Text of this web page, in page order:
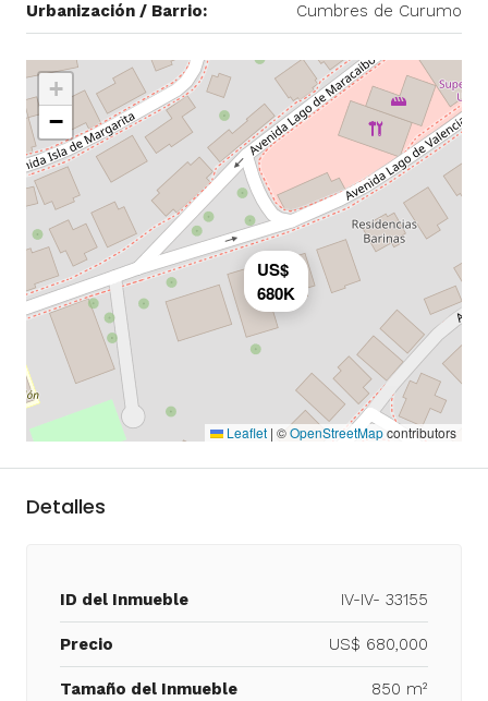
Urbanización / Barrio: Cumbres de Curumo
US$
680K
+
−
Leaflet | ©OpenStreetMapcontributors
Detalles
ID del Inmueble IV-IV- 33155
Precio US$ 680,000
Tamaño del Inmueble 850 m²